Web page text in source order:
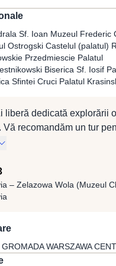
ce apare pe stema
GROMADA
Sf. Ioan Muzeul Frederic
Ostrogski Castelul (palatul)
Przedmiescie Palatul
Biserica Sf. Iosif
Sfintei Cruci Palatul
liberă dedicată explorării
Vă recomandăm un tur
a Varşoviei, oraşul
total şi deliberat distrus”
Mondial, motiv pentru
Mondial
și-a petrecut primii 20
muzica, învățând și
parte din oraș, veți vedea
– Zelazowa Wola (Muzeul
WARSZAWA